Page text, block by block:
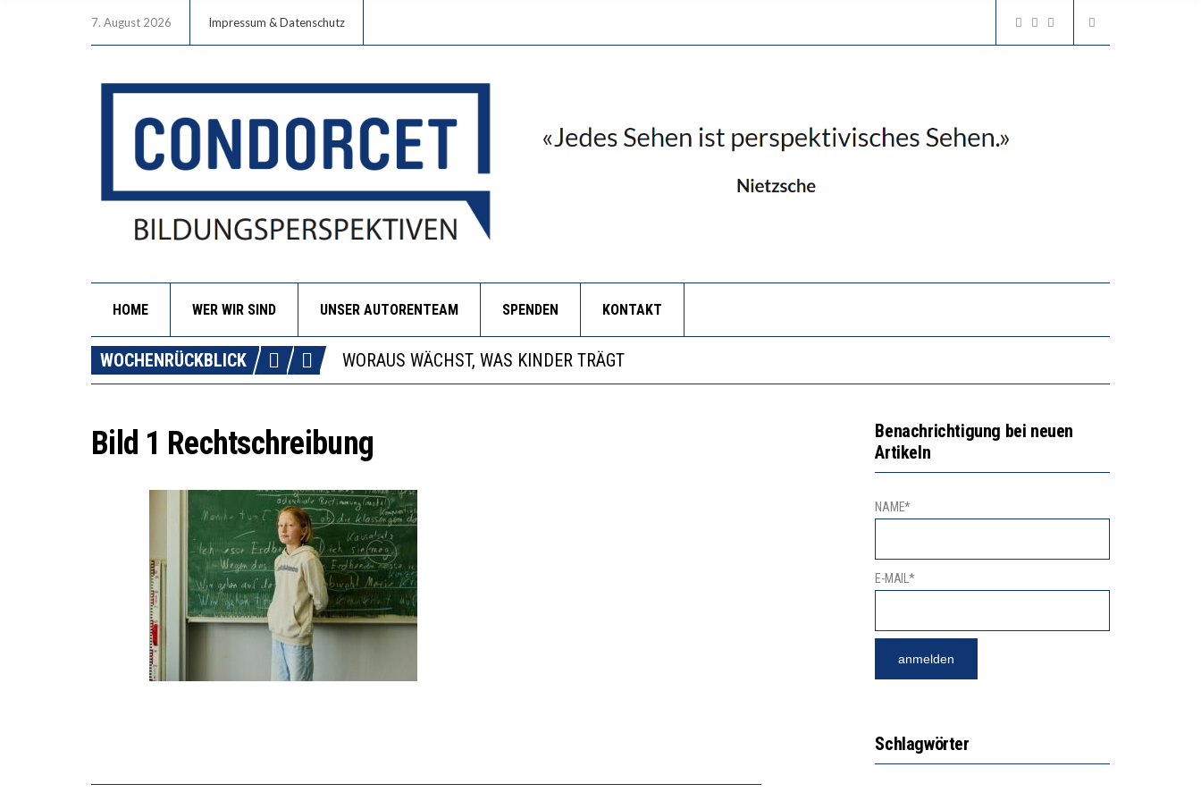
7. August 2026 Impressum & Datenschutz
HOME WER WIR SIND UNSER AUTORENTEAM SPENDEN KONTAKT
WOCHENRÜCKBLICK
DIE GANZE HILFLOSIGKEIT DES BILDUNGSBÜRGERTUMS
WORAUS WÄCHST, WAS KINDER TRÄGT
“WIR BEOBACHTEN EINEN REGELRECHTEN STURZFLUG BEI DEN LERNLEISTUNGEN”
DIE GANZE HILFLOSIGKEIT DES BILDUNGSBÜRGERTUMS
Bild 1 Rechtschreibung
Benachrichtigung bei neuen
Artikeln
NAME*
E-MAIL*
Schlagwörter